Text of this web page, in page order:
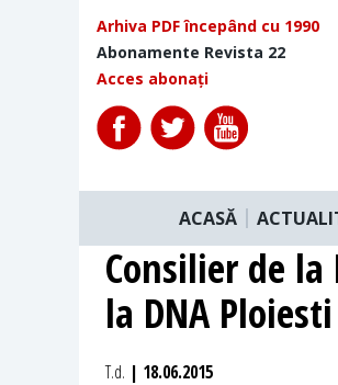
Arhiva PDF începând cu 1990
Abonamente Revista 22
Acces abonați
ACASĂ
Consilier de
la DNA Ploiesti
T.d. | 18.06.2015